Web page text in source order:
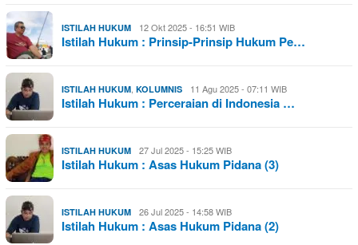
ISTILAH HUKUM 12 Okt 2025 - 16:51 WIB
Istilah Hukum : Prinsip-Prinsip Hukum Pe…
ISTILAH HUKUM KOLUMNIS 11 Agu 2025 - 07:11 WIB
Istilah Hukum : Perceraian di Indonesia …
ISTILAH HUKUM 27 Jul 2025 - 15:25 WIB
Istilah Hukum : Asas Hukum Pidana (3)
ISTILAH HUKUM 26 Jul 2025 - 14:58 WIB
Istilah Hukum : Asas Hukum Pidana (2)